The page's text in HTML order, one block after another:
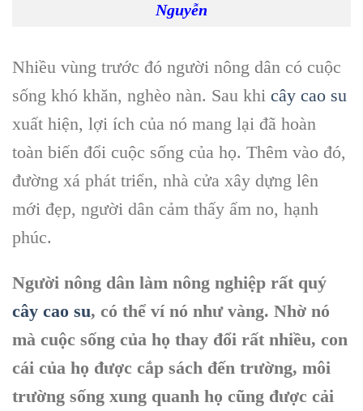
Nguyễn
Nhiều vùng trước đó người nông dân có cuộc
sống khó khăn, nghèo nàn. Sau khi cây cao su
xuất hiện, lợi ích của nó mang lại đã hoàn
toàn biến đổi cuộc sống của họ. Thêm vào đó,
đường xá phát triển, nhà cửa xây dựng lên
mới đẹp, người dân cảm thấy ấm no, hạnh
phúc.
Người nông dân làm nông nghiệp rất quý
cây cao su, có thể ví nó như vàng. Nhờ nó
mà cuộc sống của họ thay đổi rất nhiều, con
cái của họ được cắp sách đến trường, môi
trường sống xung quanh họ cũng được cải